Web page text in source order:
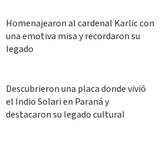
Homenajearon al cardenal Karlic con
una emotiva misa y recordaron su
legado
Descubrieron una placa donde vivió
el Indio Solari en Paraná y
destacaron su legado cultural